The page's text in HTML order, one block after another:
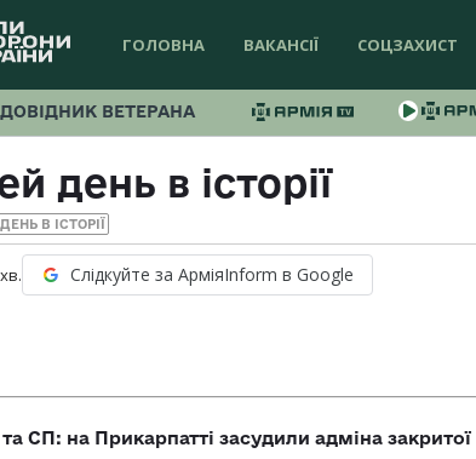
ГОЛОВНА ВАКАНСІЇ СОЦЗАХИСТ
ДОВІДНИК ВЕТЕРАНА
день в історії
В ІСТОРІЇ
хв. Слідкуйте за АрміяInform в Google
СП: на Прикарпатті засудили адміна закритої